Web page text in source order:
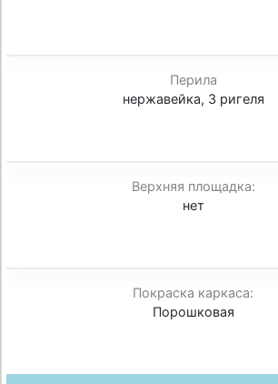
Перила
нержавейка, 3 ригеля
Верхняя площадка:
нет
Покраска каркаса:
Порошковая